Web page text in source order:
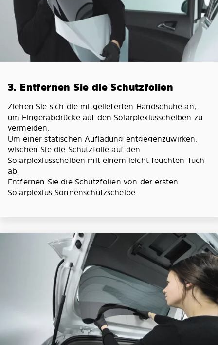
3. Entfernen Sie die Schutzfolien
Ziehen Sie sich die mitgelieferten Handschuhe an,
um Fingerabdrücke auf den Solarplexiusscheiben zu
vermeiden.
Um einer statischen Aufladung entgegenzuwirken,
wischen Sie die Schutzfolie auf den
Solarplexiusscheiben mit einem leicht feuchten Tuch
ab.
Entfernen Sie die Schutzfolien von der ersten
Solarplexius Sonnenschutzscheibe.